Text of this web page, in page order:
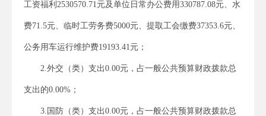
工资福利2530570.71元及单位日常办公费用330787.08元、水
费71.5元、临时工劳务费5000元、提取工会缴费37353.6元、
公务用车运行维护费19193.41元；
2.外交（类）支出0.00元，占一般公共预算财政拨款总
支出的0.00%；
3.国防（类）支出0.00元，占一般公共预算财政拨款总